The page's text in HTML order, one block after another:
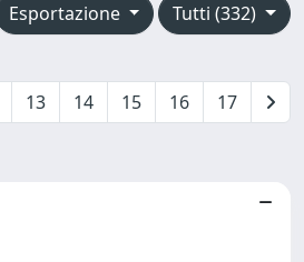
Tutti (332)
Esportazione
13 14 15 16 17